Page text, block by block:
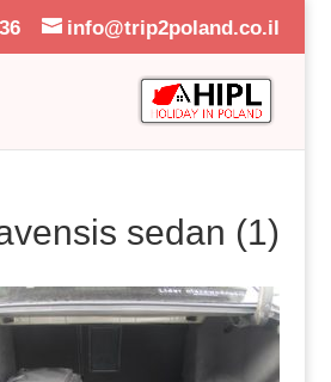
info@trip2poland.co.il
sedan (1)